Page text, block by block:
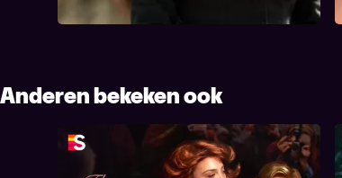
Anderen bekeken ook